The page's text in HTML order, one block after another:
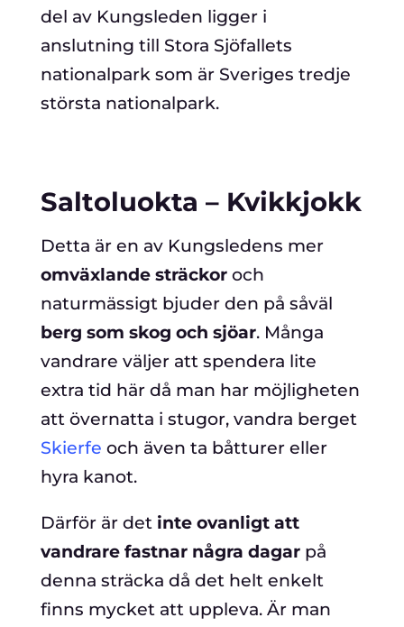
del av Kungsleden ligger i
anslutning till Stora Sjöfallets
nationalpark som är Sveriges tredje
största nationalpark.
Saltoluokta – Kvikkjokk
Detta är en av Kungsledens mer
omväxlande sträckor och
naturmässigt bjuder den på såväl
berg som skog och sjöar. Många
vandrare väljer att spendera lite
extra tid här då man har möjligheten
att övernatta i stugor, vandra berget
Skierfe och även ta båtturer eller
hyra kanot.
Därför är det inte ovanligt att
vandrare fastnar några dagarpå
denna sträcka då det helt enkelt
finns mycket att uppleva. Är man